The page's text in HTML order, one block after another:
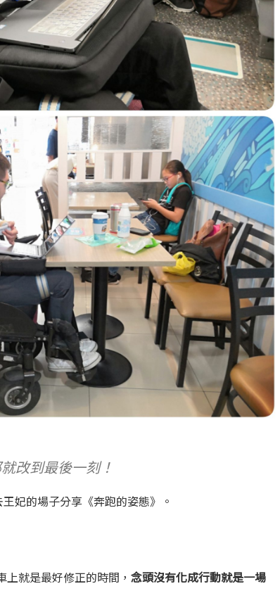
改到最後一刻！
妃的場子分享《奔跑的姿態》。
就是最好修正的時間， 念頭沒有化成行動就是一場